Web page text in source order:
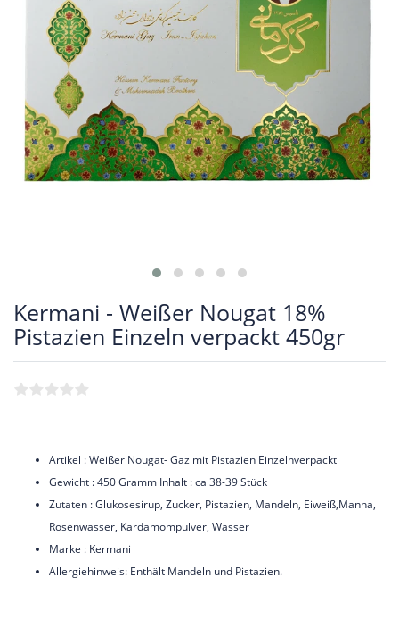
Kermani - Weißer Nougat 18%
Pistazien Einzeln verpackt 450gr
Artikel : Weißer Nougat- Gaz mit Pistazien Einzelnverpackt
Gewicht : 450 Gramm Inhalt : ca 38-39 Stück
Zutaten : Glukosesirup, Zucker, Pistazien, Mandeln, Eiweiß,Manna,
Rosenwasser, Kardamompulver, Wasser
Marke : Kermani
Allergiehinweis: Enthält Mandeln und Pistazien.